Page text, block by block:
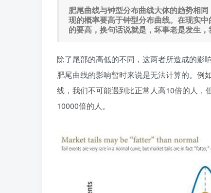
肥尾曲线与钟型分布曲线大体的趋势相
现的概率要高于钟型分布曲线。在现实
的要高，换句话说就是，坏事老是发生，
除了尾部的高低的不同，这两者所造成的影
肥尾曲线的影响暂时来说是无法计算的。例
线，我们不可能遇到比正常人高10倍的人
10000倍的人。